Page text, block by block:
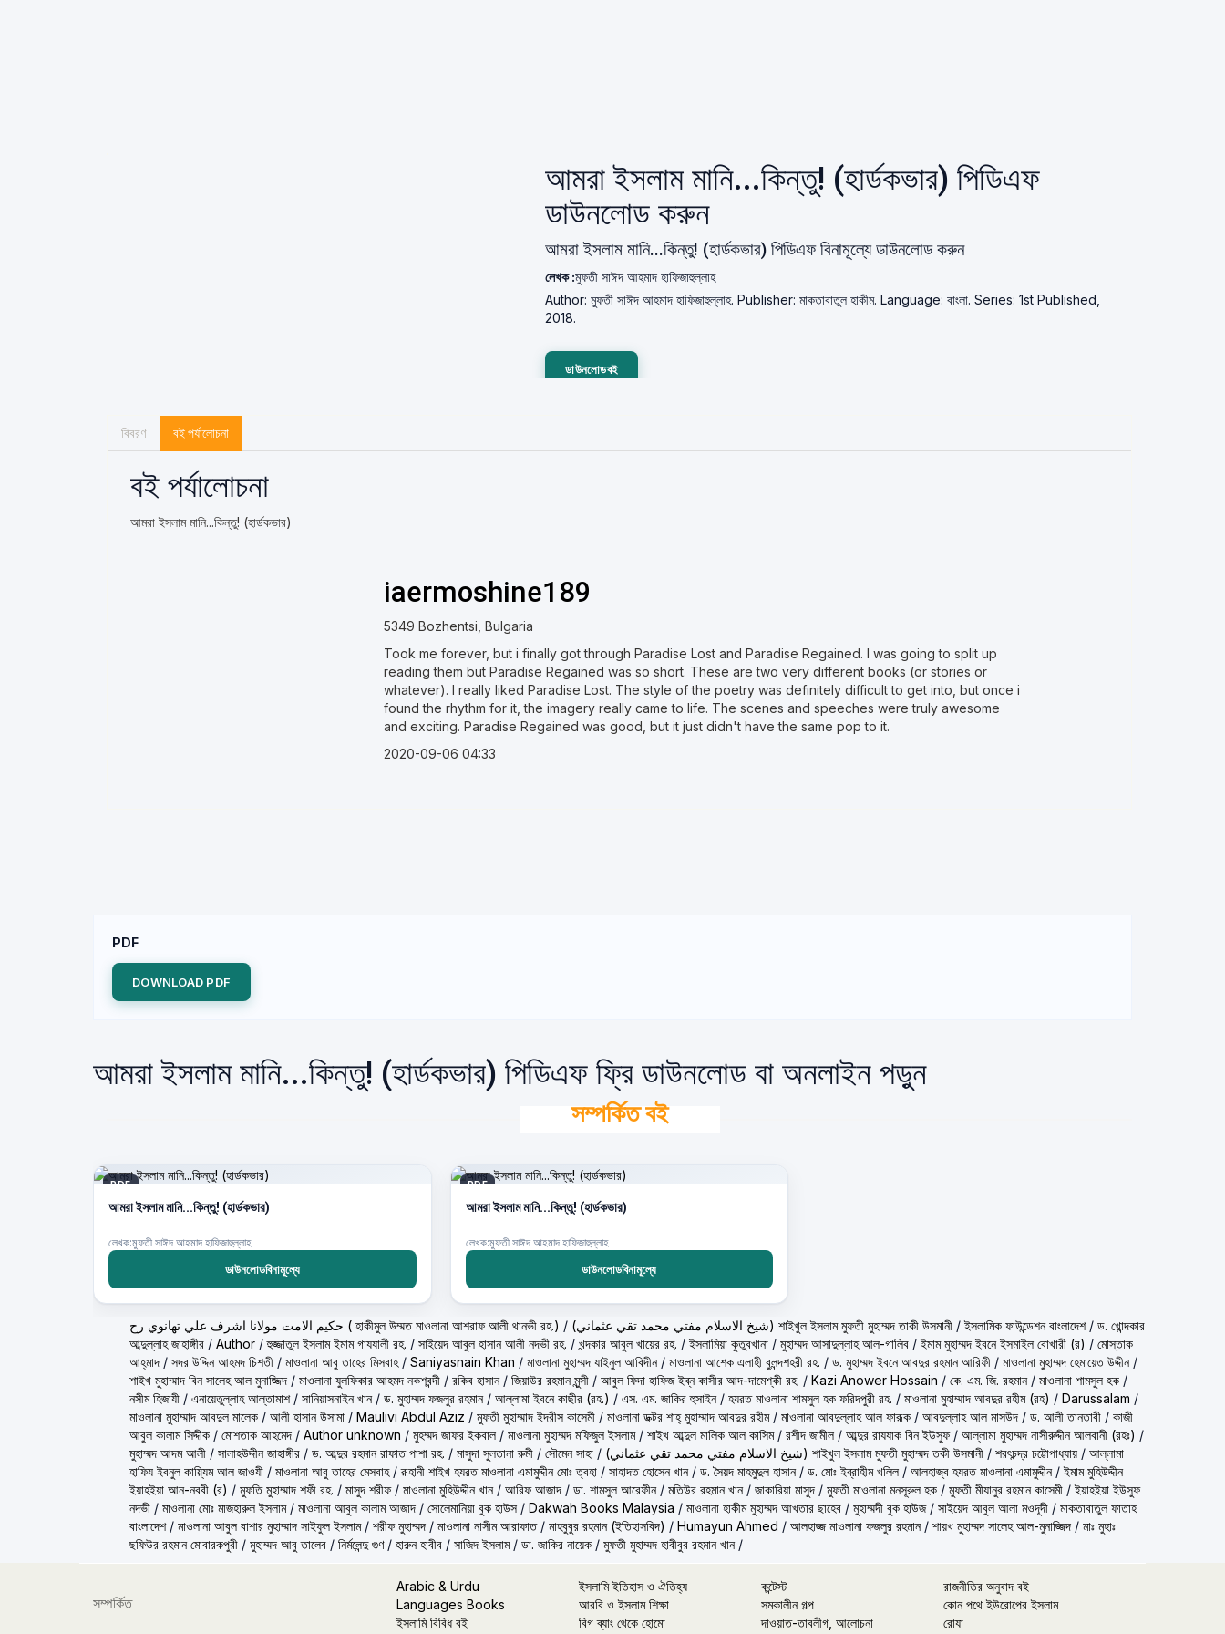
আমরা ইসলাম মানি...কিন্তু! (হার্ডকভার) পিডিএফ
ডাউনলোড করুন
আমরা ইসলাম মানি...কিন্তু! (হার্ডকভার) পিডিএফ বিনামূল্যে ডাউনলোড করুন
লেখক :মুফতী সাঈদ আহমাদ হাফিজাহুল্লাহ
Author: মুফতী সাঈদ আহমাদ হাফিজাহুল্লাহ. Publisher: মাকতাবাতুল হাকীম. Language: বাংলা. Series: 1st Published,
2018.
ডাউনলোডবই
বিবরণ বই পর্যালোচনা
বই পর্যালোচনা
আমরা ইসলাম মানি...কিন্তু! (হার্ডকভার)
iaermoshine189
5349 Bozhentsi, Bulgaria
Took me forever, but i finally got through Paradise Lost and Paradise Regained. I was going to split up
reading them but Paradise Regained was so short. These are two very different books (or stories or
whatever). I really liked Paradise Lost. The style of the poetry was definitely difficult to get into, but once i
found the rhythm for it, the imagery really came to life. The scenes and speeches were truly awesome
and exciting. Paradise Regained was good, but it just didn't have the same pop to it.
2020-09-06 04:33
PDF
DOWNLOAD PDF
আমরা ইসলাম মানি...কিন্তু! (হার্ডকভার) পিডিএফ ফ্রি ডাউনলোড বা অনলাইন পড়ুন
সম্পর্কিত বই
PDF
আমরা ইসলাম মানি...কিন্তু! (হার্ডকভার)
লেখক:মুফতী সাঈদ আহমাদ হাফিজাহুল্লাহ
ডাউনলোডবিনামূল্যে
PDF
আমরা ইসলাম মানি...কিন্তু! (হার্ডকভার)
লেখক:মুফতী সাঈদ আহমাদ হাফিজাহুল্লাহ
ডাউনলোডবিনামূল্যে
حكيم الامت مولانا اشرف علي تهانوي رح ( হাকীমুল উম্মত মাওলানা আশরাফ আলী থানভী রহ.) / (شيخ الاسلام مفتي محمد تقي عثماني) শাইখুল ইসলাম মুফতী মুহাম্মদ তাকী উসমানী /ইসলামিক ফাউন্ডেশন বাংলাদেশ/ ড. খোন্দকার
আব্দুল্লাহ জাহাঙ্গীর / Author /হুজ্জাতুল ইসলাম ইমাম গাযযালী রহ. / সাইয়েদ আবুল হাসান আলী নদভী রহ. / খন্দকার আবুল খায়ের রহ. /ইসলামিয়া কুতুবখানা / মুহাম্মদ আসাদুল্লাহ আল-গালিব /ইমাম মুহাম্মদ ইবনে ইসমাইল বোখারী (র) / মোস্তাক
আহ্‌মাদ / সদর উদ্দিন আহমদ চিশতী / মাওলানা আবু তাহের মিসবাহ/ Saniyasnain Khan / মাওলানা মুহাম্মদ যাইনুল আবিদীন/ মাওলানা আশেক এলাহী বুলন্দশহরী রহ. / ড. মুহাম্মদ ইবনে আবদুর রহমান আরিফী / মাওলানা মুহাম্মদ হেমায়েত উদ্দীন/
শাইখ মুহাম্মাদ বিন সালেহ আল মুনাজ্জিদ / মাওলানা যুলফিকার আহমদ নকশবন্দী / রকিব হাসান/ জিয়াউর রহমান মুন্সী / আবুল ফিদা হাফিজ ইব্‌ন কাসীর আদ-দামেশ্‌কী রহ. / Kazi Anower Hossain / কে. এম. জি. রহমান/ মাওলানা শামসুল হক /
নসীম হিজাযী / এনায়েতুল্লাহ আল্‌তামাশ/ সানিয়াসনাইন খান/ ড. মুহাম্মদ ফজলুর রহমান/ আল্লামা ইবনে কাছীর (রহ.) / এস. এম. জাকির হুসাইন/ হযরত মাওলানা শামসুল হক ফরিদপুরী রহ. / মাওলানা মুহাম্মাদ আবদুর রহীম (রহ) / Darussalam /
মাওলানা মুহাম্মাদ আবদুল মালেক / আলী হাসান উসামা / Maulivi Abdul Aziz / মুফতী মুহাম্মাদ ইদরীস কাসেমী / মাওলানা ডক্টর শাহ্‌ মুহাম্মাদ আবদুর রহীম/ মাওলানা আবদুল্লাহ আল ফারূক / আবদুল্লাহ আল মাসউদ / ড. আলী তানতাবী / কাজী
আবুল কালাম সিদ্দীক / মোশতাক আহমেদ / Author unknown / মুহম্মদ জাফর ইকবাল / মাওলানা মুহাম্মদ মফিজুল ইসলাম/ শাইখ আব্দুল মালিক আল কাসিম/ রশীদ জামীল / আব্দুর রাযযাক বিন ইউসুফ/ আল্লামা মুহাম্মদ নাসীরুদ্দীন আলবানী (রহঃ) /
মুহাম্মদ আদম আলী / সালাহউদ্দীন জাহাঙ্গীর / ড. আব্দুর রহমান রাফাত পাশা রহ. / মাসুদা সুলতানা রুমী / সৌমেন সাহা / (شيخ الاسلام مفتي محمد تقي عثماني) শাইখুল ইসলাম মুফতী মুহাম্মদ তকী উসমানী / শরৎচন্দ্র চট্টোপাধ্যায় / আল্লামা
হাফিয ইবনুল কায়্যিম আল জাওযী / মাওলানা আবু তাহের মেসবাহ/রূহানী শাইখ হযরত মাওলানা এমামুদ্দীন মোঃ ত্বহা / সাহাদত হোসেন খান/ ড. সৈয়দ মাহমুদুল হাসান/ ড. মোঃ ইব্রাহীম খলিল / আলহাজ্ব হযরত মাওলানা এমামুদ্দীন/ইমাম মুহিউদ্দীন
ইয়াহইয়া আন-নববী (র) / মুফতি মুহাম্মাদ শফী রহ. / মাসুদ শরীফ/ মাওলানা মুহিউদ্দীন খান/ আরিফ আজাদ / ডা. শামসুল আরেফীন/ মতিউর রহমান খান/ জাকারিয়া মাসুদ / মুফতী মাওলানা মনসূরুল হক / মুফতী মীযানুর রহমান কাসেমী /ইয়াহইয়া ইউসুফ
নদভী / মাওলানা মোঃ মাজহারুল ইসলাম/ মাওলানা আবুল কালাম আজাদ / সোলেমানিয়া বুক হাউস / Dakwah Books Malaysia / মাওলানা হাকীম মুহাম্মদ আখতার ছাহেব / মুহাম্মদী বুক হাউজ/ সাইয়েদ আবুল আলা মওদূদী / মাকতাবাতুল ফাতাহ
বাংলাদেশ/ মাওলানা আবুল বাশার মুহাম্মাদ সাইফুল ইসলাম/ শরীফ মুহাম্মদ / মাওলানা নাসীম আরাফাত/ মাহবুবুর রহমান (ইতিহাসবিদ) / Humayun Ahmed / আলহাজ্জ মাওলানা ফজলুর রহমান/ শায়খ মুহাম্মদ সালেহ আল-মুনাজ্জিদ / মাঃ মুহাঃ
ছফিউর রহমান মোবারকপুরী / মুহাম্মদ আবু তালেব / নির্মলেন্দু গুণ/ হারুন হাবীব / সাজিদ ইসলাম/ ডা. জাকির নায়েক / মুফতী মুহাম্মদ হাবীবুর রহমান খান/
সম্পর্কিত
Arabic & Urdu
Languages Books
ইসলামি বিবিধ বই
ইসলামি ইতিহাস ও ঐতিহ্য
আরবি ও ইসলাম শিক্ষা
বিগ ব্যাং থেকে হোমো
কন্টেস্ট
সমকালীন গল্প
দাওয়াত-তাবলীগ, আলোচনা
রাজনীতির অনুবাদ বই
কোন পথে ইউরোপের ইসলাম
রোযা